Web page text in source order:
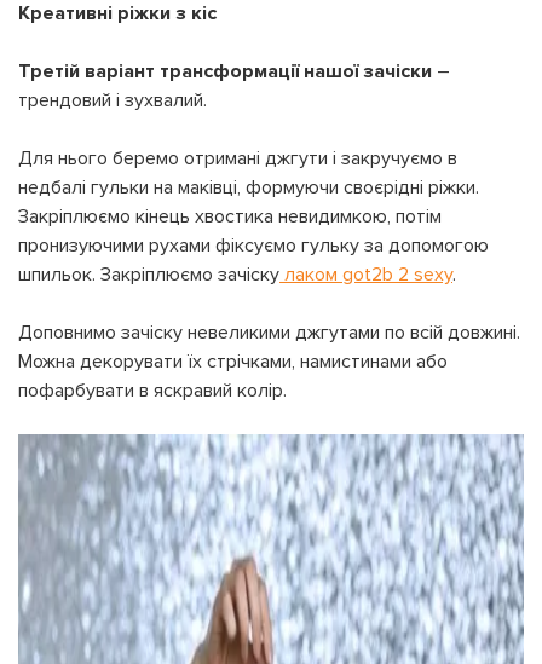
Креативні ріжки з кіс
Третій варіант трансформації нашої зачіски –
трендовий і зухвалий.
Для нього беремо отримані джгути і закручуємо в
недбалі гульки на маківці, формуючи своєрідні ріжки.
Закріплюємо кінець хвостика невидимкою, потім
пронизуючими рухами фіксуємо гульку за допомогою
шпильок. Закріплюємо зачіску лаком got2b 2 sexy.
Доповнимо зачіску невеликими джгутами по всій довжині.
Можна декорувати їх стрічками, намистинами або
пофарбувати в яскравий колір.